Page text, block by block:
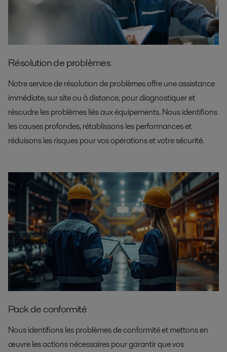
Résolution de problèmes
Notre service de résolution de problèmes offre une assistance
immédiate, sur site ou à distance, pour diagnostiquer et
résoudre les problèmes liés aux équipements. Nous identifions
les causes profondes, rétablissons les performances et
réduisons les risques pour vos opérations et votre sécurité.
Pack de conformité
Nous identifions les problèmes de conformité et mettons en
œuvre les actions nécessaires pour garantir que vos